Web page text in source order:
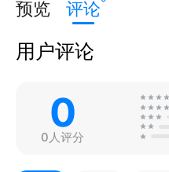
预览 评论
用户评论
0
0人评分